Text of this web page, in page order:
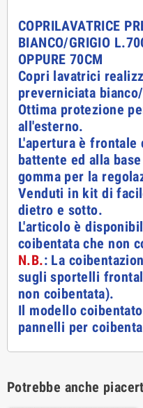
COPRILAVATRICE
BIANCO/GRIGIO
OPPURE 70CM
Copri lavatrici
preverniciata
Ottima protezione
all'esterno.
L'apertura è frontale
battente ed alla
gomma per la
Venduti in kit di
dietro e sotto.
L'articolo è
coibentata che non
N.B.: La
sugli sportelli
non coibentata).
Il modello
pannelli per
Potrebbe anche